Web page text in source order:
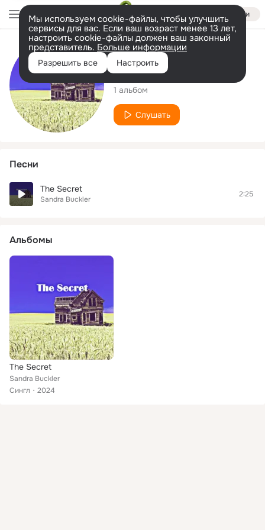
Войти
Мы используем cookie-файлы, чтобы улучшить
сервисы для вас. Если ваш возраст менее 13 лет,
настроить cookie-файлы должен ваш законный
представитель. Больше информации
Разрешить все Настроить
Исполнитель
Sandra Buckler
1 альбом
Слушать
Песни
The Secret
Sandra Buckler
2:25
Альбомы
The Secret
Sandra Buckler
Сингл
2024